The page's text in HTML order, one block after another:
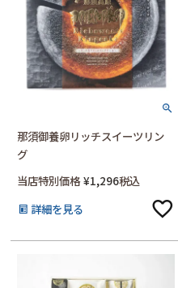
那須御養卵リッチスイーツリン
グ
当店特別価格 ¥1,296税込
詳細を見る